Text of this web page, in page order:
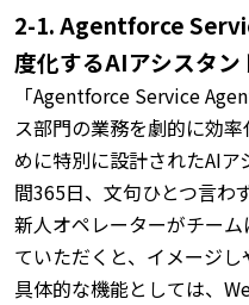
2-1. Agentforce
度化するAIアシスタン
「Agentforce Service
ス部門の業務を劇的に効
めに特別に設計されたAIア
間365日、文句ひとつ言わ
新人オペレーターがチー
ていただくと、イメージし
具体的な機能としては、